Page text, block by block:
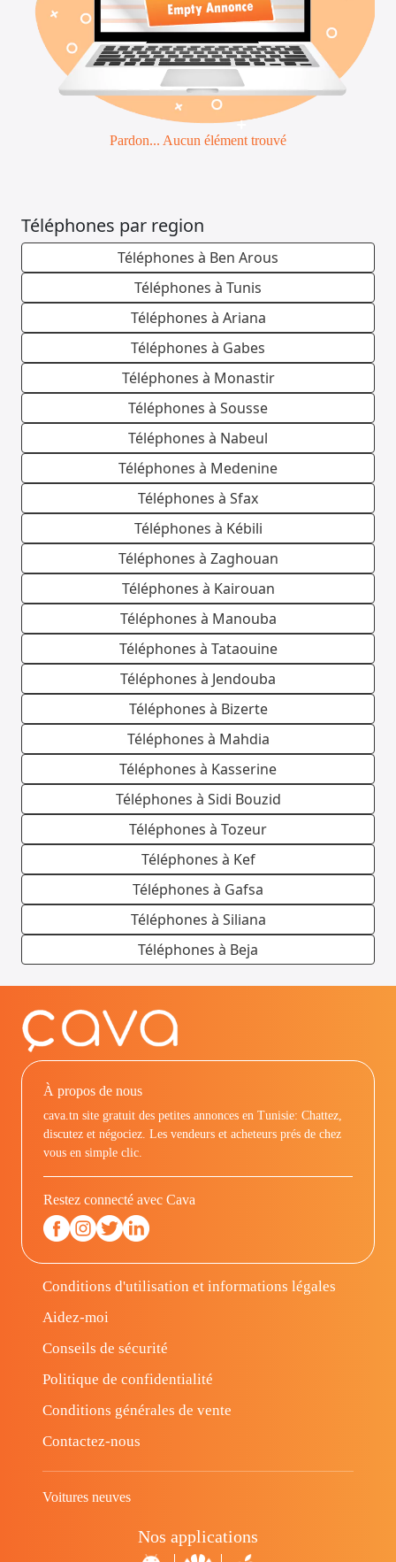
Pardon... Aucun élément trouvé
Téléphones par region
Téléphones à Ben Arous
Téléphones à Tunis
Téléphones à Ariana
Téléphones à Gabes
Téléphones à Monastir
Téléphones à Sousse
Téléphones à Nabeul
Téléphones à Medenine
Téléphones à Sfax
Téléphones à Kébili
Téléphones à Zaghouan
Téléphones à Kairouan
Téléphones à Manouba
Téléphones à Tataouine
Téléphones à Jendouba
Téléphones à Bizerte
Téléphones à Mahdia
Téléphones à Kasserine
Téléphones à Sidi Bouzid
Téléphones à Tozeur
Téléphones à Kef
Téléphones à Gafsa
Téléphones à Siliana
Téléphones à Beja
À propos de nous
cava.tn site gratuit des petites annonces en Tunisie: Chattez,
discutez et négociez. Les vendeurs et acheteurs prés de chez
vous en simple clic.
Restez connecté avec Cava
Conditions d'utilisation et informations légales
Aidez-moi
Conseils de sécurité
Politique de confidentialité
Conditions générales de vente
Contactez-nous
Voitures neuves
Nos applications